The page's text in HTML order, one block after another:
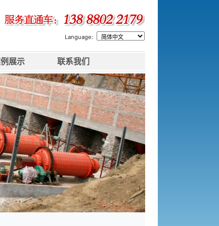
Language:
展示 联系我们
下一张